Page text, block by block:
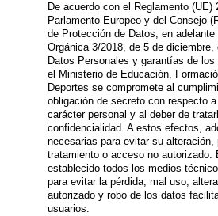
De acuerdo con el Reglamento (UE)
Parlamento Europeo y del Consejo
de Protección de Datos, en
Orgánica 3/2018, de 5 de
Datos Personales y garantías de
el Ministerio de Educación,
Deportes se compromete al
obligación de secreto con respecto
carácter personal y al deber de
confidencialidad. A estos efectos,
necesarias para evitar su alteración,
tratamiento o acceso no autorizado.
establecido todos los medios
para evitar la pérdida, mal uso,
autorizado y robo de los datos
usuarios.